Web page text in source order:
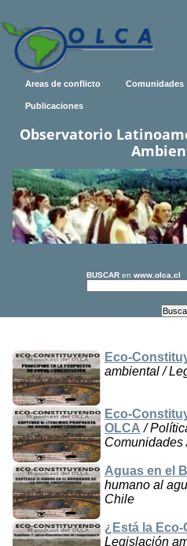
Areas de conflicto Comunidades
Publicaciones
Observatorio
BUSCAR en www.olca.cl
Eco-
ambiental /
Eco-
OLCA /
Comunidades
Aguas en el
humano al
Chile
¿Está la
Legislación